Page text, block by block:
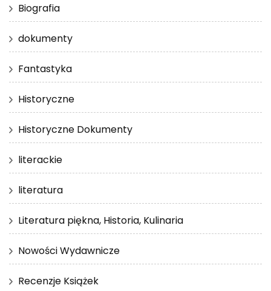
Biografia
dokumenty
Fantastyka
Historyczne
Historyczne Dokumenty
literackie
literatura
Literatura piękna, Historia, Kulinaria
Nowości Wydawnicze
Recenzje Książek